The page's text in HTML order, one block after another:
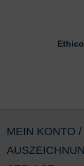
MEIN KONTO